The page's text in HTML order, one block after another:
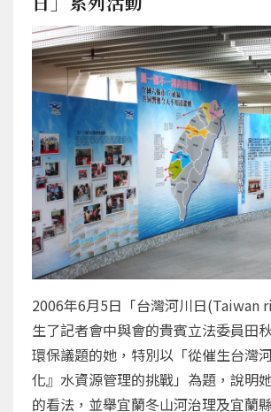
2006年6月5日「台灣河川日(Taiwan
生了記者會中與會的貴賓立法委員田
環保議題的她，特別以「從催生台灣
化』水資源管理的挑戰」為題，說明
的看法，並舉宜蘭冬山河治理及宜蘭